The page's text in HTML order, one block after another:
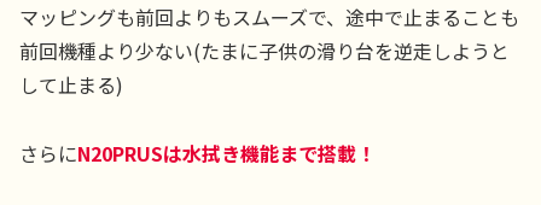
マッピングも前回よりもスムーズで、途中で止まることも
前回機種より少ない(たまに子供の滑り台を逆走しようと
して止まる)
さらにN20PRUSは水拭き機能まで搭載！